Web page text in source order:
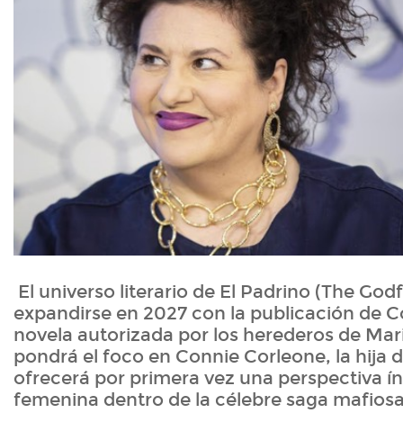
El universo literario de El Padrino (The
expandirse en 2027 con la publicación de
novela autorizada por los herederos de
pondrá el foco en Connie Corleone, la hija
ofrecerá por primera vez una perspectiva
femenina dentro de la célebre saga